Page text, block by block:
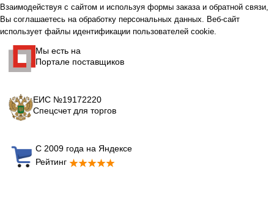
Взаимодействуя с сайтом и используя формы заказа и обратной связи,
Вы соглашаетесь на обработку персональных данных. Веб-сайт
использует файлы идентификации пользователей cookie.
Мы есть на
Портале поставщиков
ЕИС №19172220
Спецсчет для торгов
С 2009 года на Яндексе
Рейтинг